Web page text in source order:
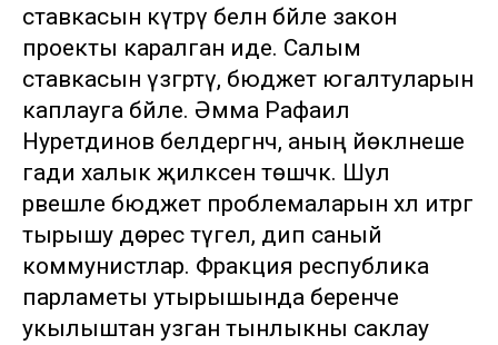
ставкасын күтәрү белән бәйле закон
проекты каралган иде. Салым
ставкасын үзгәртү, бюджет югалтуларын
каплауга бәйле. Әмма Рафаил
Нуретдинов белдергәнчә, аның йөкләнеше
гади халык җилкәсенә төшәчәк. Шул
рәвешле бюджет проблемаларын хәл итәргә
тырышу дөрес түгел, дип саный
коммунистлар. Фракция республика
парламеты утырышында беренче
укылыштан узган тынлыкны саклау